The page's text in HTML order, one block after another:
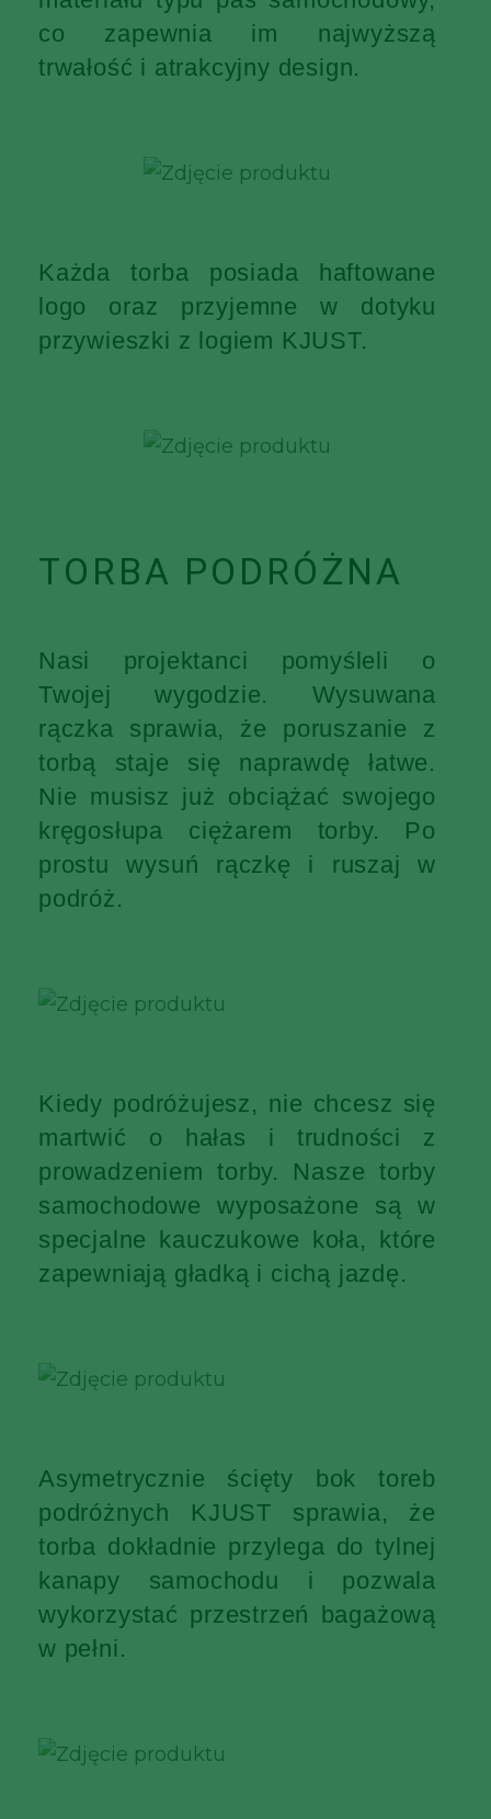
co zapewnia im najwyższą
trwałość i atrakcyjny design.
Każda torba posiada haftowane
logo oraz przyjemne w dotyku
przywieszki z logiem KJUST.
TORBA PODRÓŻNA
Nasi projektanci pomyśleli o
Twojej wygodzie. Wysuwana
rączka sprawia, że poruszanie z
torbą staje się naprawdę łatwe.
Nie musisz już obciążać swojego
kręgosłupa ciężarem torby. Po
prostu wysuń rączkę i ruszaj w
podróż.
Kiedy podróżujesz, nie chcesz się
martwić o hałas i trudności z
prowadzeniem torby. Nasze torby
samochodowe wyposażone są w
specjalne kauczukowe koła, które
zapewniają gładką i cichą jazdę.
Asymetrycznie ścięty bok toreb
podróżnych KJUST sprawia, że
torba dokładnie przylega do tylnej
kanapy samochodu i pozwala
wykorzystać przestrzeń bagażową
w pełni.